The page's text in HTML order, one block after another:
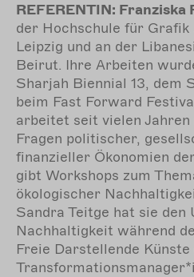
REFERENTIN: Franziska
der Hochschule für Grafik
Leipzig und an der
Beirut. Ihre Arbeiten
Sharjah Biennial 13, dem
beim Fast Forward
arbeitet seit vielen
Fragen politischer,
finanzieller Ökonomien
gibt Workshops zum
ökologischer
Sandra Teitge hat sie den
Nachhaltigkeit während
Freie Darstellende